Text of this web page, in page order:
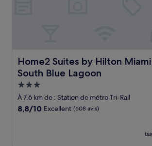
Home2 Suites by Hilton
South Blue Lagoon
Home2 Suites by Hilton Miami
Hébergement
3.0 étoiles
À 7,6 km de : Station de métro Tri-Rail
8.8
8,8/10 Excellent (608 avis)